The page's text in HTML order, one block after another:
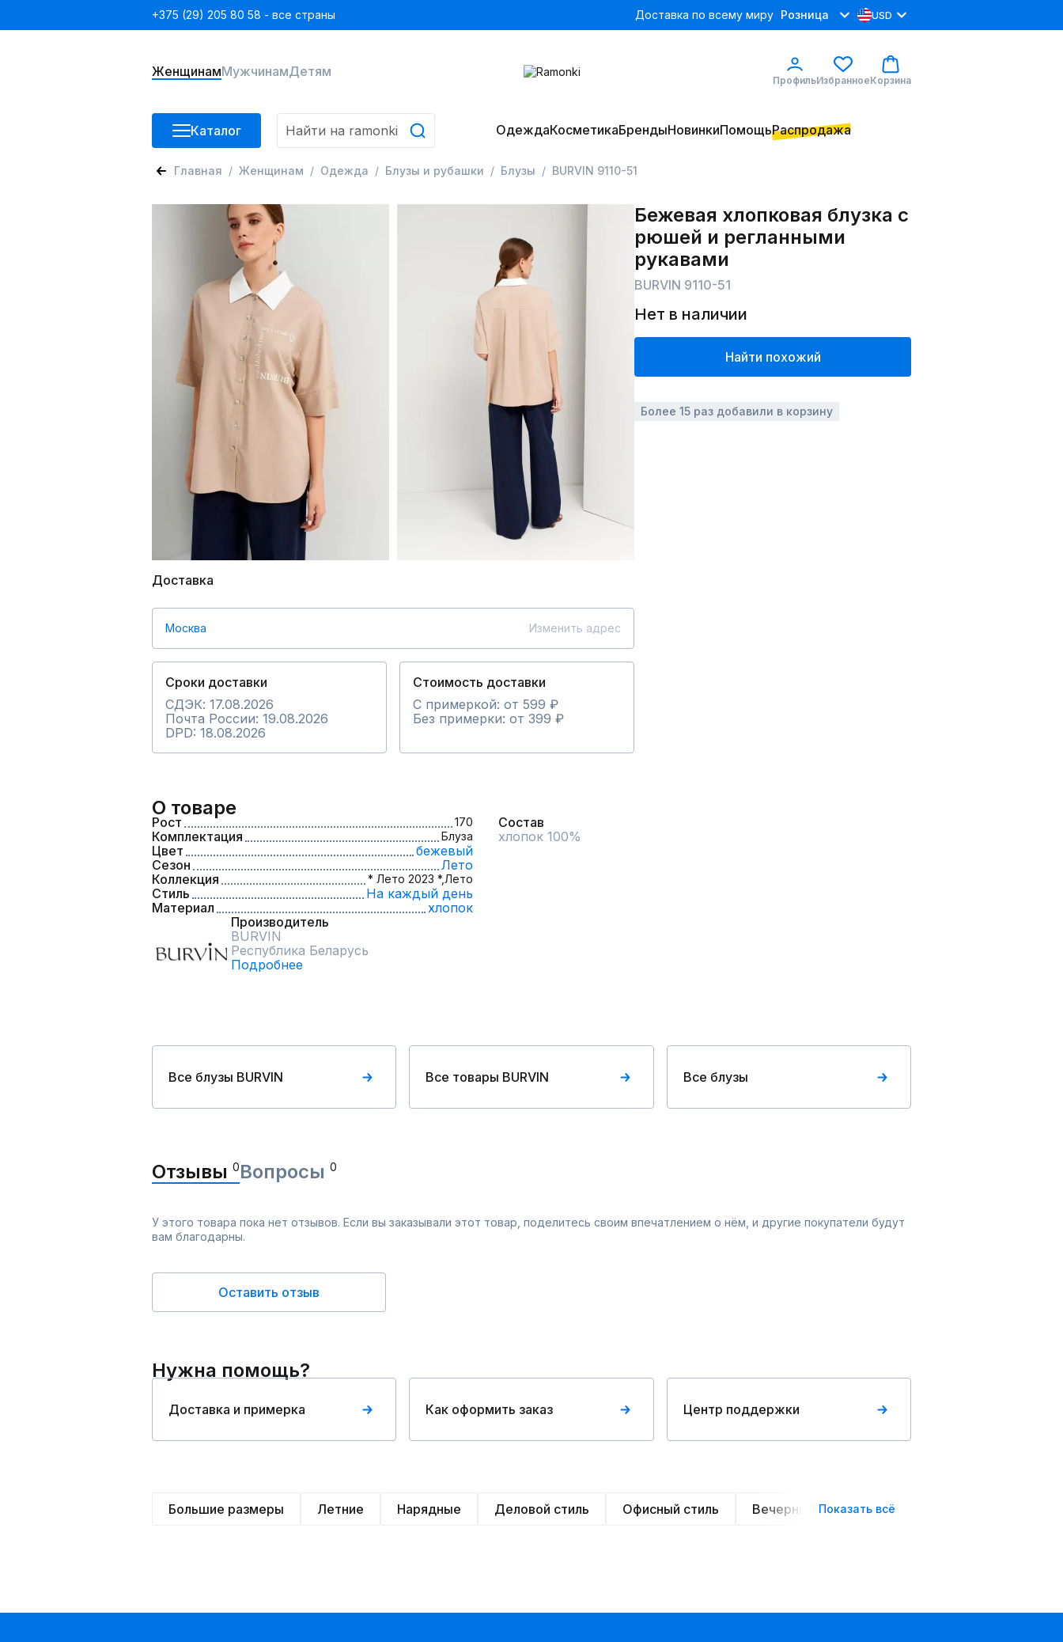
+375 (29) 205 80 58 - все страны Доставка по всему миру Розница USD
ЖенщинамМужчинамДетям
ПрофильИзбранноеКорзина
Каталог ОдеждаКосметикаБрендыНовинкиПомощьРаспродажа
Главная Женщинам Одежда Блузы и рубашки Блузы BURVIN 9110-51
Доставка
Москва Изменить адрес
Сроки доставки
СДЭК: 17.08.2026
Почта России: 19.08.2026
DPD: 18.08.2026
Стоимость доставки
С примеркой: от 599 ₽
Без примерки: от 399 ₽
Бежевая хлопковая блузка с
рюшей и регланными
рукавами
BURVIN 9110-51
Нет в наличии
Найти похожий
Более 15 раз добавили в корзину
О товаре
Рост 170
Комплектация Блуза
Цвет
бежевый
Сезон
Лето
Коллекция
* Лето 2023 *,Лето
Стиль
На каждый день
Материал
хлопок
Производитель
BURVIN
Республика Беларусь
Подробнее
Состав
хлопок 100%
Все блузы BURVIN Все товары BURVIN Все блузы
Отзывы 0Вопросы 0
У этого товара пока нет отзывов. Если вы заказывали этот товар, поделитесь своим впечатлением о нём, и другие покупатели будут
вам благодарны.
Оставить отзыв
Нужна помощь?
Доставка и примерка Как оформить заказ Центр поддержки
Большие размеры Летние Нарядные Деловой стиль Офисный стиль Вечерние Классические
Показать всё